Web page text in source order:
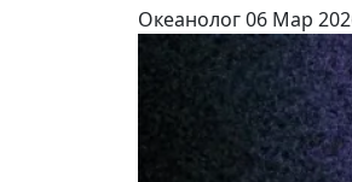
Океанолог06 Мар